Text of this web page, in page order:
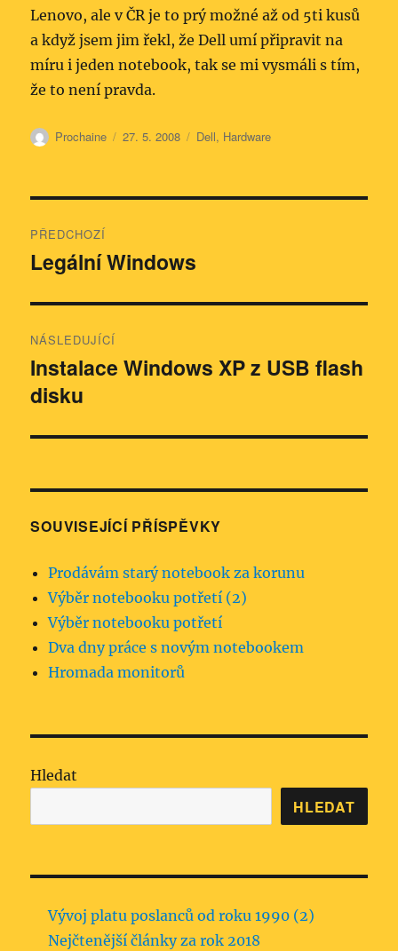
Lenovo, ale v ČR je to prý možné až od 5ti kusů
a když jsem jim řekl, že Dell umí připravit na
míru i jeden notebook, tak se mi vysmáli s tím,
že to není pravda.
Autor:
Prochaine Publikováno:
27. 5. 2008 Rubriky:
Dell, Hardware
pro
PŘEDCHOZÍ
Předchozí
Legální Windows
NÁSLEDUJÍCÍ
Následující
příspěvek:
Instalace Windows XP z USB flash
disku
SOUVISEJÍCÍ PŘÍSPĚVKY
Prodávám starý notebook za korunu
Výběr notebooku potřetí (2)
Výběr notebooku potřetí
Dva dny práce s novým notebookem
Hromada monitorů
Hledat
HLEDAT
Vývoj platu poslanců od roku 1990 (2)
Nejčtenější články za rok 2018